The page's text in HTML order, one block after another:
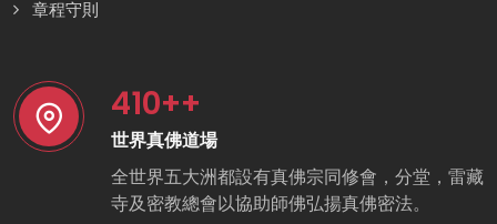
章程守則
410++
世界真佛道場
全世界五大洲都設有真佛宗同修會，分堂，雷藏
寺及密教總會以協助師佛弘揚真佛密法。